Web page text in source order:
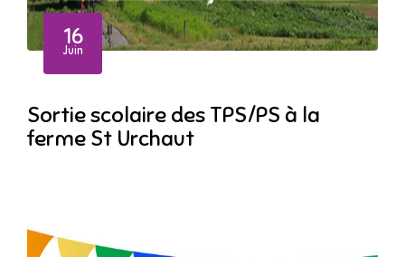
16
Juin
Sortie scolaire des TPS/PS à la
ferme St Urchaut